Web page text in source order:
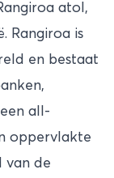
atol,
Rangiroa is
en bestaat
all-
oppervlakte
van de